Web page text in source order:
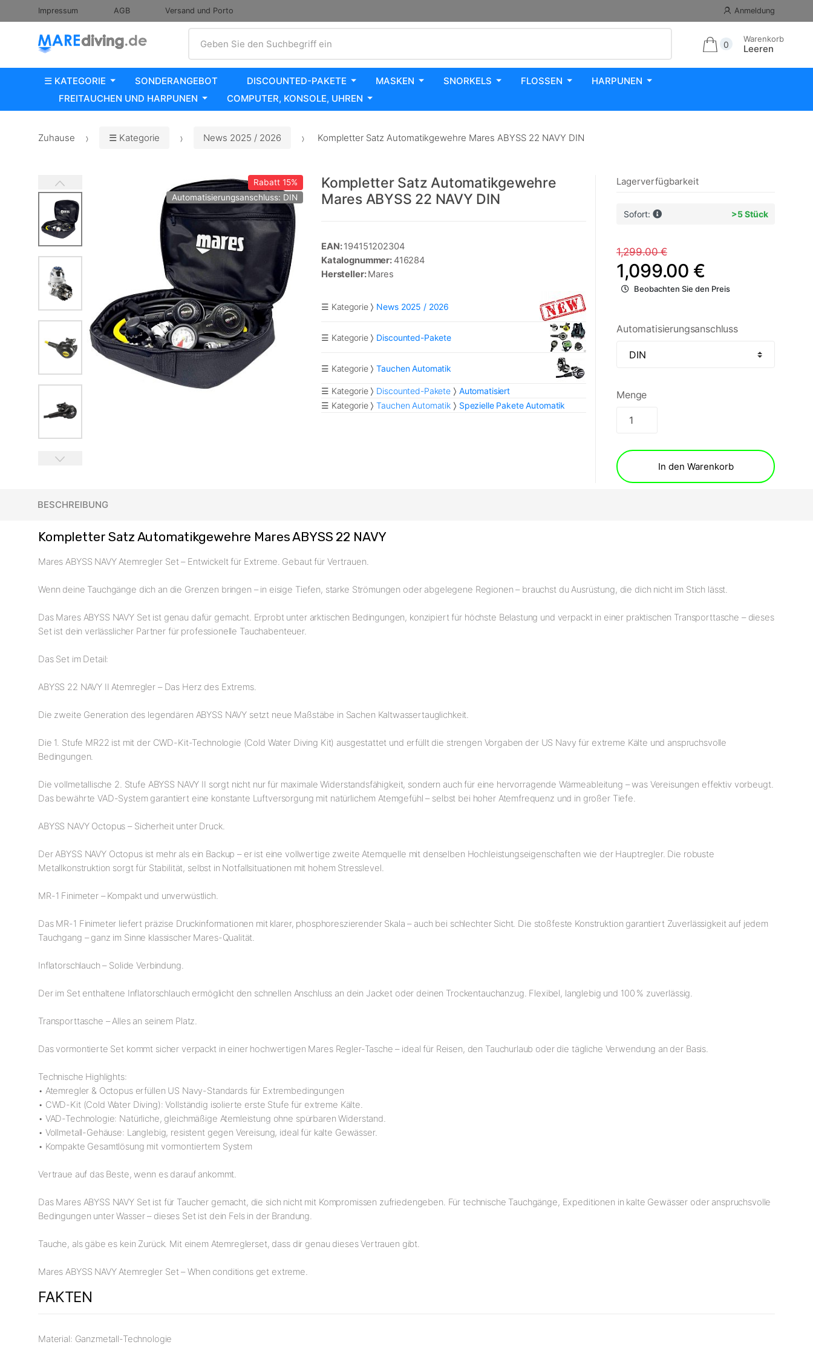
Impressum AGB Versand und Porto Anmeldung
Geben Sie den Suchbegriff ein
0
Warenkorb
Leeren
☰ KATEGORIE SONDERANGEBOT DISCOUNTED-PAKETE MASKEN SNORKELS FLOSSEN
HARPUNEN
FREITAUCHEN UND HARPUNEN
COMPUTER, KONSOLE, UHREN
Zuhause ☰ Kategorie News 2025 / 2026 Kompletter Satz Automatikgewehre Mares ABYSS 22 NAVY DIN
Rabatt15%
Automatisierungsanschluss: DIN
Kompletter Satz Automatikgewehre
Mares ABYSS 22 NAVY DIN
EAN:194151202304
Katalognummer: 416284
Hersteller:Mares
☰ Kategorie News 2025 / 2026
☰ Kategorie Discounted-Pakete
☰ Kategorie Tauchen Automatik
☰ Kategorie Discounted-Pakete
Automatisiert
☰ Kategorie
Tauchen Automatik Spezielle Pakete Automatik
Lagerverfügbarkeit
Sofort: >5 Stück
1,299.00 €
1,099.00 €
Beobachten Sie den Preis
Automatisierungsanschluss
Menge
In den Warenkorb
BESCHREIBUNG
Kompletter Satz Automatikgewehre Mares ABYSS 22 NAVY
Mares ABYSS NAVY Atemregler Set – Entwickelt für Extreme. Gebaut für Vertrauen.
Wenn deine Tauchgänge dich an die Grenzen bringen – in eisige Tiefen, starke Strömungen oder abgelegene Regionen – brauchst du Ausrüstung, die dich nicht im Stich lässt.
Das Mares ABYSS NAVY Set ist genau dafür gemacht. Erprobt unter arktischen Bedingungen, konzipiert für höchste Belastung und verpackt in einer praktischen Transporttasche – dieses
Set ist dein verlässlicher Partner für professionelle Tauchabenteuer.
Das Set im Detail:
ABYSS 22 NAVY II Atemregler – Das Herz des Extrems.
Die zweite Generation des legendären ABYSS NAVY setzt neue Maßstäbe in Sachen Kaltwassertauglichkeit.
Die 1. Stufe MR22 ist mit der CWD-Kit-Technologie (Cold Water Diving Kit) ausgestattet und erfüllt die strengen Vorgaben der US Navy für extreme Kälte und anspruchsvolle
Bedingungen.
Die vollmetallische 2. Stufe ABYSS NAVY II sorgt nicht nur für maximale Widerstandsfähigkeit, sondern auch für eine hervorragende Wärmeableitung – was Vereisungen effektiv vorbeugt.
Das bewährte VAD-System garantiert eine konstante Luftversorgung mit natürlichem Atemgefühl – selbst bei hoher Atemfrequenz und in großer Tiefe.
ABYSS NAVY Octopus – Sicherheit unter Druck.
Der ABYSS NAVY Octopus ist mehr als ein Backup – er ist eine vollwertige zweite Atemquelle mit denselben Hochleistungseigenschaften wie der Hauptregler. Die robuste
Metallkonstruktion sorgt für Stabilität, selbst in Notfallsituationen mit hohem Stresslevel.
MR-1 Finimeter – Kompakt und unverwüstlich.
Das MR-1 Finimeter liefert präzise Druckinformationen mit klarer, phosphoreszierender Skala – auch bei schlechter Sicht. Die stoßfeste Konstruktion garantiert Zuverlässigkeit auf jedem
Tauchgang – ganz im Sinne klassischer Mares-Qualität.
Inflatorschlauch – Solide Verbindung.
Der im Set enthaltene Inflatorschlauch ermöglicht den schnellen Anschluss an dein Jacket oder deinen Trockentauchanzug. Flexibel, langlebig und 100 % zuverlässig.
Transporttasche – Alles an seinem Platz.
Das vormontierte Set kommt sicher verpackt in einer hochwertigen Mares Regler-Tasche – ideal für Reisen, den Tauchurlaub oder die tägliche Verwendung an der Basis.
Technische Highlights:
• Atemregler & Octopus erfüllen US Navy-Standards für Extrembedingungen
• CWD-Kit (Cold Water Diving): Vollständig isolierte erste Stufe für extreme Kälte.
• VAD-Technologie: Natürliche, gleichmäßige Atemleistung ohne spürbaren Widerstand.
• Vollmetall-Gehäuse: Langlebig, resistent gegen Vereisung, ideal für kalte Gewässer.
• Kompakte Gesamtlösung mit vormontiertem System
Vertraue auf das Beste, wenn es darauf ankommt.
Das Mares ABYSS NAVY Set ist für Taucher gemacht, die sich nicht mit Kompromissen zufriedengeben. Für technische Tauchgänge, Expeditionen in kalte Gewässer oder anspruchsvolle
Bedingungen unter Wasser – dieses Set ist dein Fels in der Brandung.
Tauche, als gäbe es kein Zurück. Mit einem Atemreglerset, dass dir genau dieses Vertrauen gibt.
Mares ABYSS NAVY Atemregler Set – When conditions get extreme.
FAKTEN
Material: Ganzmetall-Technologie